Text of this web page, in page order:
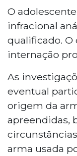
O
infracional
qualificado. O
internação
As
eventual
origem da
apreendidas,
arma usada